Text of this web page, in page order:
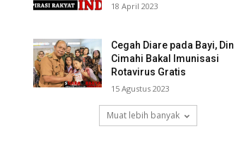
18 April 2023
Cegah Diare pada Bayi,
Cimahi Bakal Imunisasi
Rotavirus Gratis
15 Agustus 2023
Muat lebih banyak